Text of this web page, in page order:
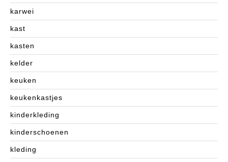
karwei
kast
kasten
kelder
keuken
keukenkastjes
kinderkleding
kinderschoenen
kleding